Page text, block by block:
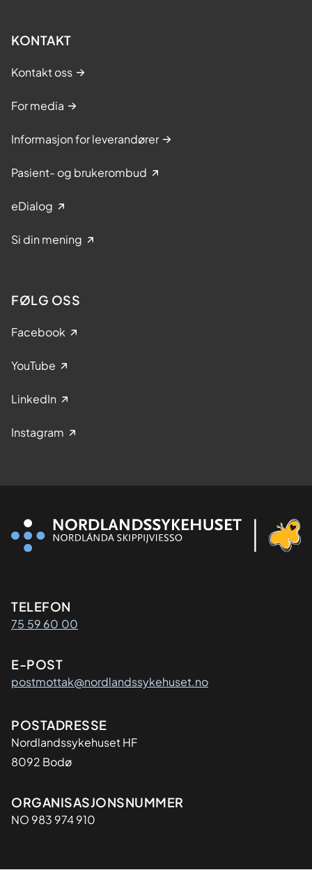
KONTAKT
Kontakt oss
For media
Informasjon for leverandører
Pasient- og brukerombud
eDialog
Si din mening
FØLG OSS
Facebook
YouTube
LinkedIn
Instagram
Kontaktinformasjon
TELEFON
75 59 60 00
E-POST
postmottak@nordlandssykehuset.no
Adresse
POSTADRESSE
Nordlandssykehuset HF
8092 Bodø
Organisasjon
ORGANISASJONSNUMMER
NO 983 974 910